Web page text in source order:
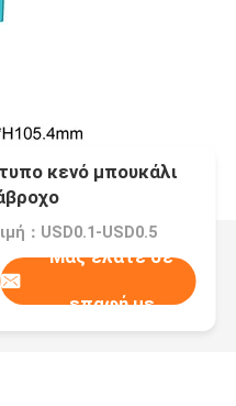
κενό μπουκάλι
：USD0.1-USD0.5
Μας ελάτε σε
επαφή με